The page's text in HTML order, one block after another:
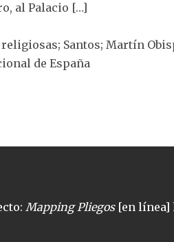
al Palacio […]
religiosas; Santos; Martín
de España
Mapping Pliegos[en línea]